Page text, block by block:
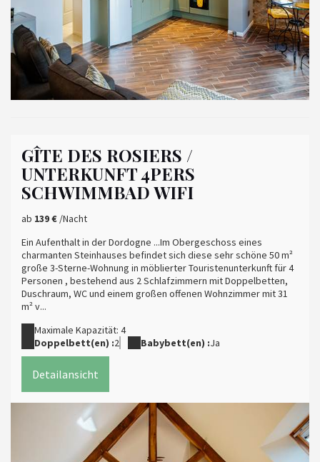
GÎTE DES ROSIERS /
UNTERKUNFT 4PERS
SCHWIMMBAD WIFI
ab 139 € /Nacht
Ein Aufenthalt in der Dordogne ...Im Obergeschoss eines
charmanten Steinhauses befindet sich diese sehr schöne 50 m²
große 3-Sterne-Wohnung in möblierter Touristenunterkunft für 4
Personen , bestehend aus 2 Schlafzimmern mit Doppelbetten,
Duschraum, WC und einem großen offenen Wohnzimmer mit 31
m² v...
Maximale Kapazität: 4
Doppelbett(en) :2 Babybett(en) :Ja
Detailansicht